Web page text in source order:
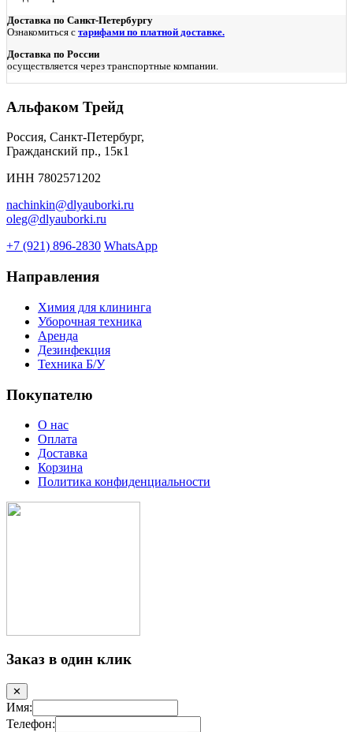
Доставка по Санкт-Петербургу
Ознакомиться с тарифами по платной доставке.
Доставка по России
осуществляется через транспортные компании.
Альфаком Трейд
Россия, Санкт-Петербург,
Гражданский пр., 15к1
ИНН 7802571202
nachinkin@dlyauborki.ru
oleg@dlyauborki.ru
+7 (921) 896-2830 WhatsApp
Направления
Химия для клининга
Уборочная техника
Аренда
Дезинфекция
Техника Б/У
Покупателю
О нас
Оплата
Доставка
Корзина
Политика конфиденциальности
Заказ в один клик
✕
Имя:
Телефон: